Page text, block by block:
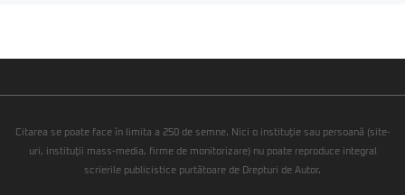
Citarea se poate face în limita a 250 de semne. Nici o instituţie sau persoană (site-
uri, instituţii mass-media, firme de monitorizare) nu poate reproduce integral
scrierile publicistice purtătoare de Drepturi de Autor.